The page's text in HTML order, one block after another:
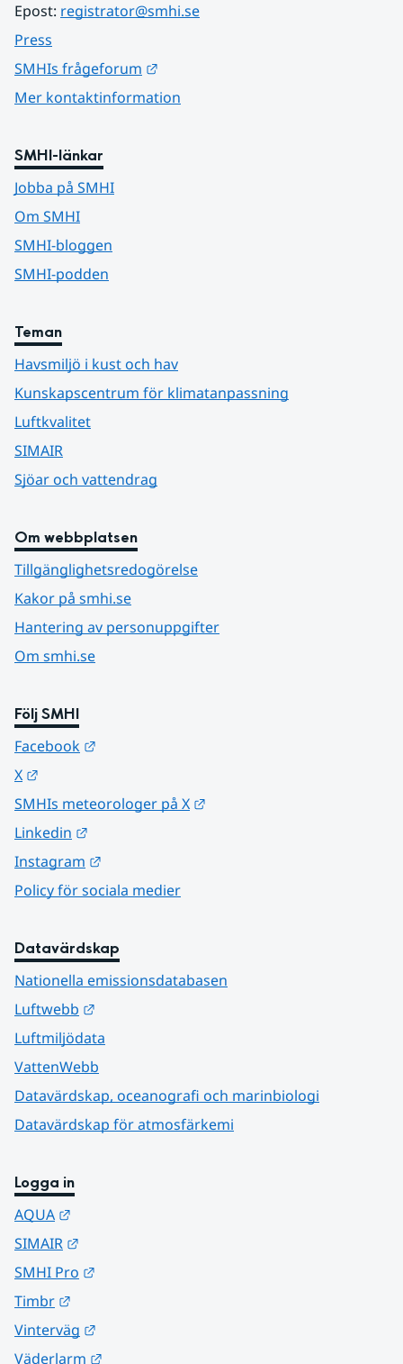
Epost: registrator@smhi.se
Press
SMHIs frågeforum
Mer kontaktinformation
SMHI-länkar
Jobba på SMHI
Om SMHI
SMHI-bloggen
SMHI-podden
Teman
Havsmiljö i kust och hav
Kunskapscentrum för klimatanpassning
Luftkvalitet
SIMAIR
Sjöar och vattendrag
Om webbplatsen
Tillgänglighetsredogörelse
Kakor på smhi.se
Hantering av personuppgifter
Om smhi.se
Följ SMHI
Facebook
X
SMHIs meteorologer på X
Linkedin
Instagram
Policy för sociala medier
Datavärdskap
Nationella emissionsdatabasen
Luftwebb
Luftmiljödata
VattenWebb
Datavärdskap, oceanografi och marinbiologi
Datavärdskap för atmosfärkemi
Logga in
AQUA
SIMAIR
SMHI Pro
Timbr
Vinterväg
Väderlarm